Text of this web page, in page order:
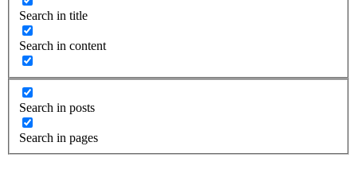
Search in title
Search in content
Search in posts
Search in pages